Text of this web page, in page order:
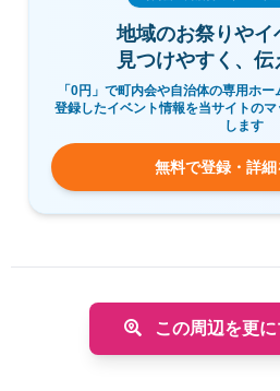
地域のお祭りやイ
見つけやすく、伝
「0円」で町内会や自治体の専用ホ
登録したイベント情報を当サイトの
します
無料で登録・詳細
この周辺を更